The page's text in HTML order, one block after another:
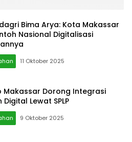
Hukum
Bima Arya: Kota Makassar
Nasional Digitalisasi
11 Oktober 2025
Makassar Dorong Integrasi
Digital Lewat SPLP
9 Oktober 2025